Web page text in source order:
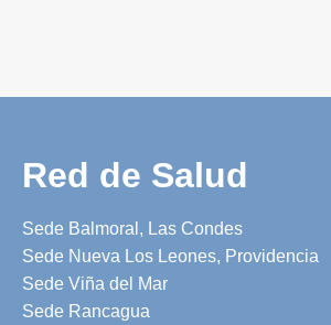
Red de Salud
Sede Balmoral, Las Condes
Sede Nueva Los Leones, Providencia
Sede Viña del Mar
Sede Rancagua